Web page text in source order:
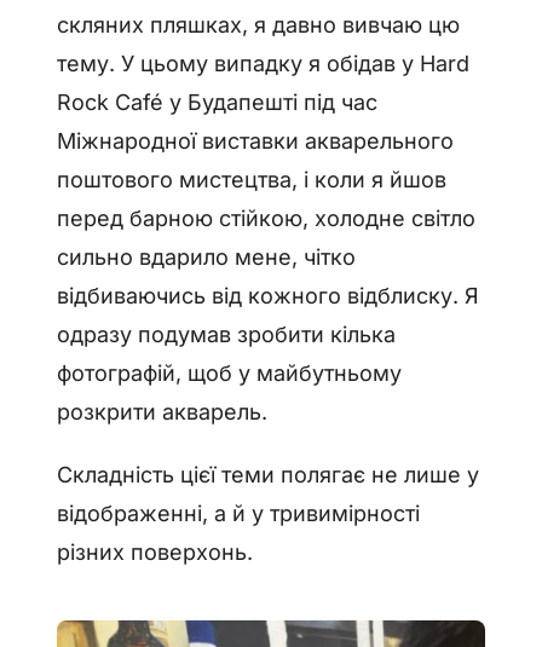
скляних пляшках, я давно вивчаю цю
тему. У цьому випадку я обідав у Hard
Rock Café у Будапешті під час
Міжнародної виставки акварельного
поштового мистецтва, і коли я йшов
перед барною стійкою, холодне світло
сильно вдарило мене, чітко
відбиваючись від кожного відблиску. Я
одразу подумав зробити кілька
фотографій, щоб у майбутньому
розкрити акварель.
Складність цієї теми полягає не лише у
відображенні, а й у тривимірності
різних поверхонь.